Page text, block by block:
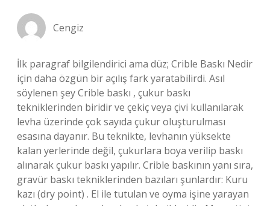
Cengiz
İlk paragraf bilgilendirici ama düz; Crible Baskı Nedir
için daha özgün bir açılış fark yaratabilirdi. Asıl
söylenen şey Crible baskı , çukur baskı
tekniklerinden biridir ve çekiç veya çivi kullanılarak
levha üzerinde çok sayıda çukur oluşturulması
esasına dayanır. Bu teknikte, levhanın yüksekte
kalan yerlerinde değil, çukurlara boya verilip baskı
alınarak çukur baskı yapılır. Crible baskının yanı sıra,
gravür baskı tekniklerinden bazıları şunlardır: Kuru
kazı (dry point) . El ile tutulan ve oyma işine yarayan